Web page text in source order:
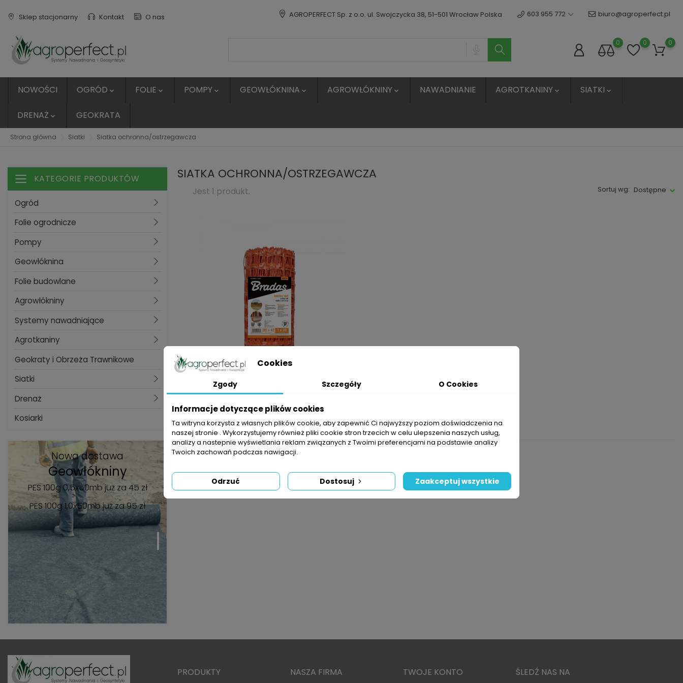
Sklep stacjonarny Kontakt O nas AGROPERFECT Sp. z o.o. ul. Swojczycka 38, 51-501 Wrocław Polska 603 955 772 biuro@agroperfect.pl
0 0 0
NOWOŚCI OGRÓD  FOLIE  POMPY  GEOWŁÓKNINA  AGROWŁÓKNINY  NAWADNIANIE AGROTKANINY  SIATKI 
DRENAŻ  GEOKRATA
Strona główna Siatki Siatka ochronna/ostrzegawcza
Toggle navigation
KATEGORIE PRODUKTÓW
Ogród
Folie ogrodnicze
Pompy
Geowłóknina
Folie budowlane
Agrowłókniny
Systemy nawadniające
Agrotkaniny
Geokraty i Obrzeża Trawnikowe
Siatki
Drenaż
Kosiarki
Nowa dostawa
Geowłókniny
PES 100g 0,5x50mb już za 45 zł
PES 100g 1,0x50mbjuż za 95 zł
SIATKA OCHRONNA/OSTRZEGAWCZA
Jest 1 produkt. Sortuj wg: Dostępne
76,00 złCena
ZOBACZ PRODUKT
Pokazano 1-1 z 1 pozycji
PRODUKTY NASZA FIRMA TWOJE KONTO ŚLEDŹ NAS NA
Cookies
Zgody Szczegóły O Cookies
Informacje dotyczące plików cookies
Ta witryna korzysta z własnych plików cookie, aby zapewnić Ci najwyższy poziom doświadczenia na
naszej stronie . Wykorzystujemy również pliki cookie stron trzecich w celu ulepszenia naszych usług,
analizy a nastepnie wyświetlania reklam związanych z Twoimi preferencjami na podstawie analizy
Twoich zachowań podczas nawigacji.
Odrzuć Dostosuj Zaakceptuj wszystkie